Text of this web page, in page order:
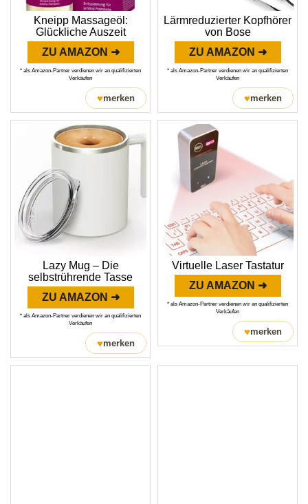
Kneipp Massageöl:
Glückliche Auszeit
ZU AMAZON ➜
* als Amazon-Partner verdienen wir an qualifizierten
Verkäufen
♥merken
Lärmreduzierter Kopfhörer
von Bose
ZU AMAZON ➜
* als Amazon-Partner verdienen wir an qualifizierten
Verkäufen
♥merken
Lazy Mug – Die
selbstrührende Tasse
ZU AMAZON ➜
* als Amazon-Partner verdienen wir an qualifizierten
Verkäufen
♥merken
Virtuelle Laser Tastatur
ZU AMAZON ➜
* als Amazon-Partner verdienen wir an qualifizierten
Verkäufen
♥merken